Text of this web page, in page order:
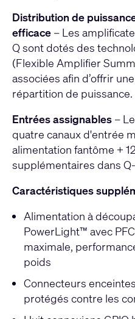
Distribution de
efficace – Les
Q sont dotés des
(Flexible Amplifier
associées afin d’offrir
répartition de puissance.
Entrées assignables –
quatre canaux d'entrée
alimentation fantôme +
supplémentaires dans
Caractéristiques
Alimentation à
PowerLight™ avec
maximale,
poids
Connecteurs
protégés contre les